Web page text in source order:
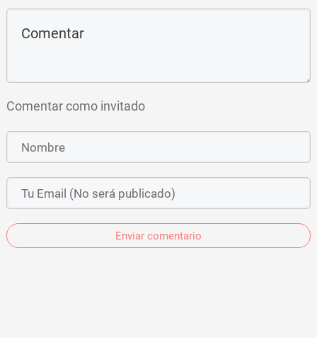
Comentar como invitado
Enviar comentario